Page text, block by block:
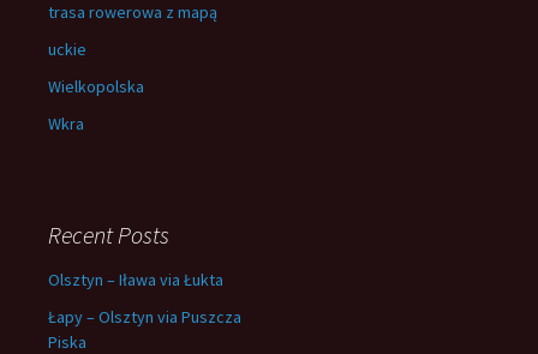
trasa rowerowa z mapą
uckie
Wielkopolska
Wkra
Recent Posts
Olsztyn – Iława via Łukta
Łapy – Olsztyn via Puszcza
Piska